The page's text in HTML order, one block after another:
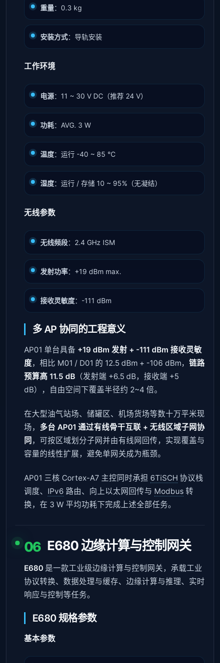
重量：0.3 kg
安装方式：导轨安装
工作环境
电源：11 ~ 30 V DC（推荐 24 V）
功耗：AVG. 3 W
温度：运行 -40 ~ 85 ℃
湿度：运行 / 存储 10 ~ 95%（无凝结）
无线参数
无线频段：2.4 GHz ISM
发射功率：+19 dBm max.
接收灵敏度：-111 dBm
多 AP 协同的工程意义
AP01 单台具备 +19 dBm 发射 + -111 dBm 接收灵敏
度，相比 M01 / D01 的 12.5 dBm + -106 dBm， 链路
预算高 11.5 dB （发射端 +6.5 dB，接收端 +5
dB），自由空间下覆盖半径约 2~4 倍。
在大型油气站场、储罐区、机场货场等数十万平米现
场， 多台 AP01 通过有线骨干互联 + 无线区域子网协
同 ，可按区域划分子网并由有线网回传，实现覆盖与
容量的线性扩展，避免单网关成为瓶颈。
AP01 三核 Cortex-A7 主控同时承担 6TiSCH 协议栈
调度、 IPv6 路由、向上以太网回传与 Modbus 转
换，在 3 W 平均功耗下完成上述全部任务。
06 E680 边缘计算与控制网关
E680 是一款工业级边缘计算与控制网关，承载工业
协议转换、数据处理与缓存、边缘计算与推理、实时
响应与控制等任务。
E680 规格参数
基本参数